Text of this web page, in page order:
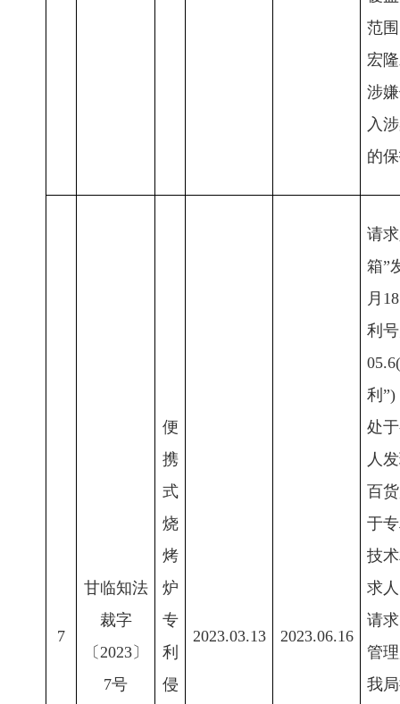
范
宏
涉
入
的
7
甘临知法
裁字
〔2023〕
7号
便
携
式
烧
烤
炉
专
利
侵
2023.03.13 2023.06.16
请
箱”
月
利
利
处
人
百
于
技
求
请
管
我